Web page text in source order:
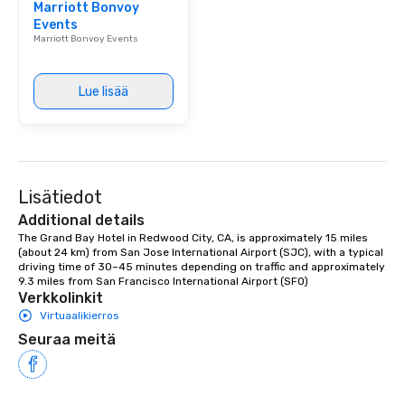
Marriott Bonvoy
Events
Marriott Bonvoy Events
Lue lisää
Lisätiedot
Additional details
The Grand Bay Hotel in Redwood City, CA, is approximately 15 miles
(about 24 km) from San Jose International Airport (SJC), with a typical
driving time of 30–45 minutes depending on traffic and approximately
9.3 miles from San Francisco International Airport (SFO)
Verkkolinkit
Virtuaalikierros
Seuraa meitä